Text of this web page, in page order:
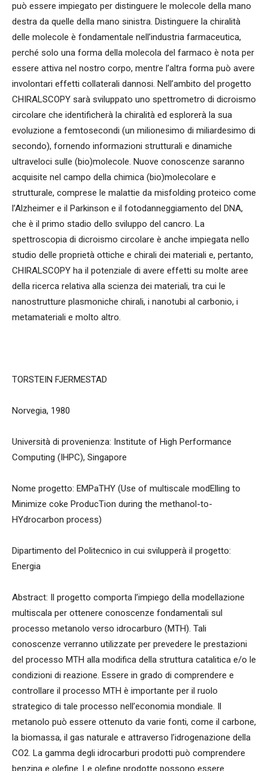
può essere impiegato per distinguere le molecole della mano
destra da quelle della mano sinistra. Distinguere la chiralità
delle molecole è fondamentale nell’industria farmaceutica,
perché solo una forma della molecola del farmaco è nota per
essere attiva nel nostro corpo, mentre l’altra forma può avere
involontari effetti collaterali dannosi. Nell’ambito del progetto
CHIRALSCOPY sarà sviluppato uno spettrometro di dicroismo
circolare che identificherà la chiralità ed esplorerà la sua
evoluzione a femtosecondi (un milionesimo di miliardesimo di
secondo), fornendo informazioni strutturali e dinamiche
ultraveloci sulle (bio)molecole. Nuove conoscenze saranno
acquisite nel campo della chimica (bio)molecolare e
strutturale, comprese le malattie da misfolding proteico come
l’Alzheimer e il Parkinson e il fotodanneggiamento del DNA,
che è il primo stadio dello sviluppo del cancro. La
spettroscopia di dicroismo circolare è anche impiegata nello
studio delle proprietà ottiche e chirali dei materiali e, pertanto,
CHIRALSCOPY ha il potenziale di avere effetti su molte aree
della ricerca relativa alla scienza dei materiali, tra cui le
nanostrutture plasmoniche chirali, i nanotubi al carbonio, i
metamateriali e molto altro.
TORSTEIN FJERMESTAD
Norvegia, 1980
Università di provenienza: Institute of High Performance
Computing (IHPC), Singapore
Nome progetto: EMPaTHY (Use of multiscale modElling to
Minimize coke ProducTion during the methanol-to-
HYdrocarbon process)
Dipartimento del Politecnico in cui svilupperà il progetto:
Energia
Abstract: Il progetto comporta l’impiego della modellazione
multiscala per ottenere conoscenze fondamentali sul
processo metanolo verso idrocarburo (MTH). Tali
conoscenze verranno utilizzate per prevedere le prestazioni
del processo MTH alla modifica della struttura catalitica e/o le
condizioni di reazione. Essere in grado di comprendere e
controllare il processo MTH è importante per il ruolo
strategico di tale processo nell’economia mondiale. Il
metanolo può essere ottenuto da varie fonti, come il carbone,
la biomassa, il gas naturale e attraverso l’idrogenazione della
CO2. La gamma degli idrocarburi prodotti può comprendere
benzina e olefine. Le olefine prodotte possono essere